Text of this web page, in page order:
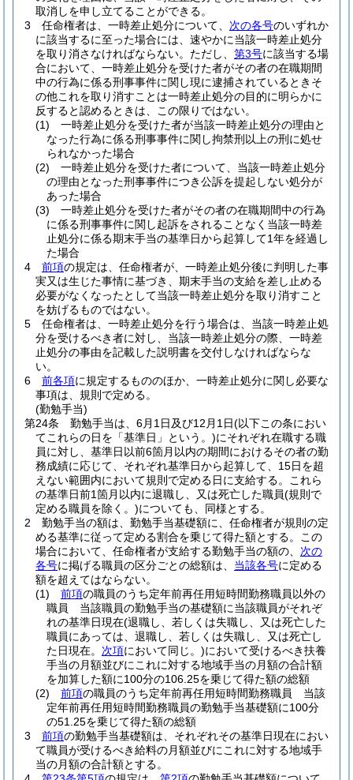
取消しを申し立てることができる。
3
任命権者は、一時差止処分について、 次の各号のいずれか
に該当するに至った場合には、速やかに当該一時差止処分
を取り消さなければならない。 ただし、 第3号に該当する場
合において、一時差止処分を受けた者がその者の在職期間
中の行為に係る刑事事件に関し現に逮捕されているときそ
の他これを取り消すことは一時差止処分の目的に明らかに
反すると認めるときは、この限りではない。
(1)
一時差止処分を受けた者が当該一時差止処分の理由と
なった行為に係る刑事事件に関し拘禁刑以上の刑に処せ
られなかった場合
(2)
一時差止処分を受けた者について、当該一時差止処分
の理由となった刑事事件につき公訴を提起しない処分が
あった場合
(3)
一時差止処分を受けた者がその者の在職期間中の行為
に係る刑事事件に関し起訴をされることなく当該一時差
止処分に係る期末手当の基準日から起算して1年を経過し
た場合
4
前項の規定は、任命権者が、一時差止処分後に判明した事
実又は生じた事情に基づき、期末手当の支給を差し止める
必要がなくなったとして当該一時差止処分を取り消すこと
を妨げるものではない。
5
任命権者は、一時差止処分を行う場合は、当該一時差止処
分を受けるべき者に対し、当該一時差止処分の際、一時差
止処分の事由を記載した説明書を交付しなければならな
い。
6
前各項に規定するもののほか、一時差止処分に関し必要な
事項は、規則で定める。
(勤勉手当)
第24条
勤勉手当は、6月1日及び12月1日(以下この条におい
てこれらの日を「基準日」という。)にそれぞれ在職する職
員に対し、基準日以前6箇月以内の期間におけるその者の勤
務成績に応じて、それぞれ基準日から起算して、15日を超
えない範囲内において規則で定める日に支給する。
これら
の基準日前1箇月以内に退職し、又は死亡した職員(規則で
定める職員を除く。)についても、同様とする。
2
勤勉手当の額は、勤勉手当基礎額に、任命権者が規則の定
める基準に従って定める割合を乗じて得た額とする。
この
場合において、任命権者が支給する勤勉手当の額の、 次の
各号に掲げる職員の区分ごとの総額は、 当該各号に定める
額を超えてはならない。
(1)
前項の職員のうち定年前再任用短時間勤務職員以外の
職員 当該職員の勤勉手当の基礎額に当該職員がそれぞ
れの基準日現在(退職し、若しくは失職し、又は死亡した
職員にあっては、退職し、若しくは失職し、又は死亡し
た日現在。 次項において同じ。)において受けるべき扶養
手当の月額並びにこれに対する地域手当の月額の合計額
を加算した額に100分の106.25を乗じて得た額の総額
(2)
前項の職員のうち定年前再任用短時間勤務職員 当該
定年前再任用短時間勤務職員の勤勉手当基礎額に100分
の51.25を乗じて得た額の総額
3
前項の勤勉手当基礎額は、それぞれその基準日現在におい
て職員が受けるべき給料の月額並びにこれに対する地域手
当の月額の合計額とする。